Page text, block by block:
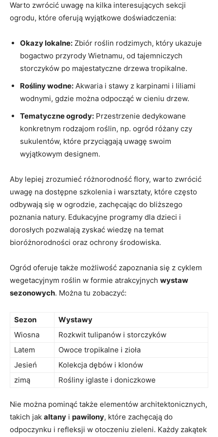
Warto zwrócić uwagę na kilka interesujących sekcji
ogrodu, które oferują wyjątkowe doświadczenia:
Okazy lokalne: Zbiór roślin rodzimych, który ukazuje
bogactwo przyrody Wietnamu, od tajemniczych
storczyków po majestatyczne drzewa tropikalne.
Rośliny wodne: Akwaria i stawy z karpinami i liliami
wodnymi, gdzie można odpocząć w cieniu drzew.
Tematyczne ogrody: Przestrzenie dedykowane
konkretnym rodzajom roślin, np. ogród różany czy
sukulentów, które przyciągają uwagę swoim
wyjątkowym designem.
Aby lepiej zrozumieć różnorodność flory, warto zwrócić
uwagę na dostępne szkolenia i warsztaty, które często
odbywają się w ogrodzie, zachęcając do bliższego
poznania natury. Edukacyjne programy dla dzieci i
dorosłych pozwalają zyskać wiedzę na temat
bioróżnorodności oraz ochrony środowiska.
Ogród oferuje także możliwość zapoznania się z cyklem
wegetacyjnym roślin w formie atrakcyjnych wystaw
sezonowych. Można tu zobaczyć:
Sezon
Wystawy
Wiosna
Rozkwit tulipanów i storczyków
Latem
Owoce tropikalne i zioła
Jesień
Kolekcja dębów i klonów
zimą
Rośliny iglaste i doniczkowe
Nie można pominąć także elementów architektonicznych,
takich jak altany i pawilony, które zachęcają do
odpoczynku i refleksji w otoczeniu zieleni. Każdy zakątek